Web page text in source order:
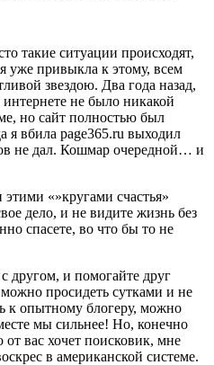
такие ситуации происходят,
уже привыкла к этому, всем
звездою. Два года назад,
не было никакой
но сайт полностью был
я вбила page365.ru выходил
не дал. Кошмар очередной… и
«»кругами счастья»
дело, и не видите жизнь без
спасете, во что бы то не
другом, и помогайте друг
можно просидеть сутками и не
к опытному блогеру, можно
мы сильнее! Но, конечно
вас хочет поисковик, мне
в американской системе.